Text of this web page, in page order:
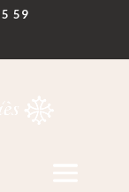
59